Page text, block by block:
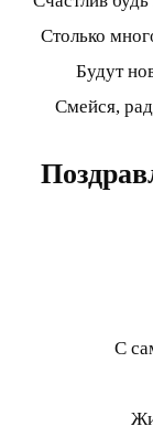
Столько
Будут
Смейся,
С